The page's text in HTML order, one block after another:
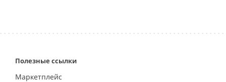
Полезные ссылки
Маркетплейс